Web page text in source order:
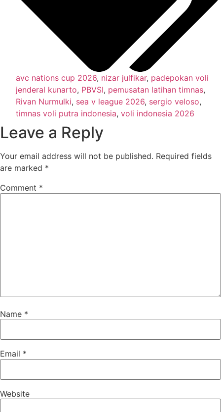
avc nations cup 2026, nizar julfikar, padepokan voli
jenderal kunarto, PBVSI, pemusatan latihan timnas,
Rivan Nurmulki, sea v league 2026, sergio veloso,
timnas voli putra indonesia, voli indonesia 2026
Leave a Reply
Your email address will not be published. Required fields
are marked *
Comment *
Name *
Email *
Website